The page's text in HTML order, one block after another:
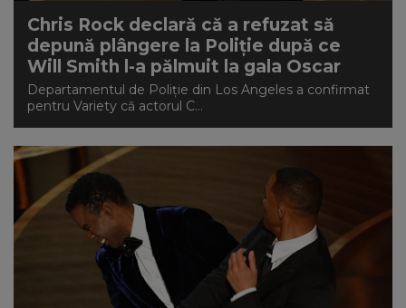
Chris Rock declară că a refuzat să
depună plângere la Poliţie după ce
Will Smith l-a pălmuit la gala Oscar
Departamentul de Poliţie din Los Angeles a confirmat
pentru Variety că actorul C...